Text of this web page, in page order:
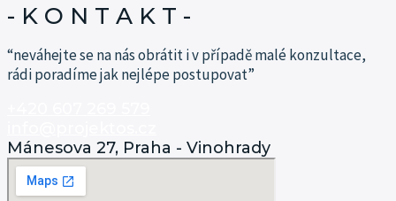
- K O N T A K T -​
“neváhejte se na nás obrátit i v případě malé konzultace,
rádi poradíme jak nejlépe postupovat”
Mánesova 27, Praha - Vinohrady